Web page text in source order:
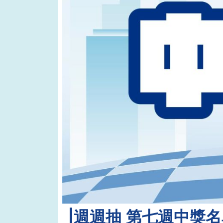
週週抽 第七週中獎